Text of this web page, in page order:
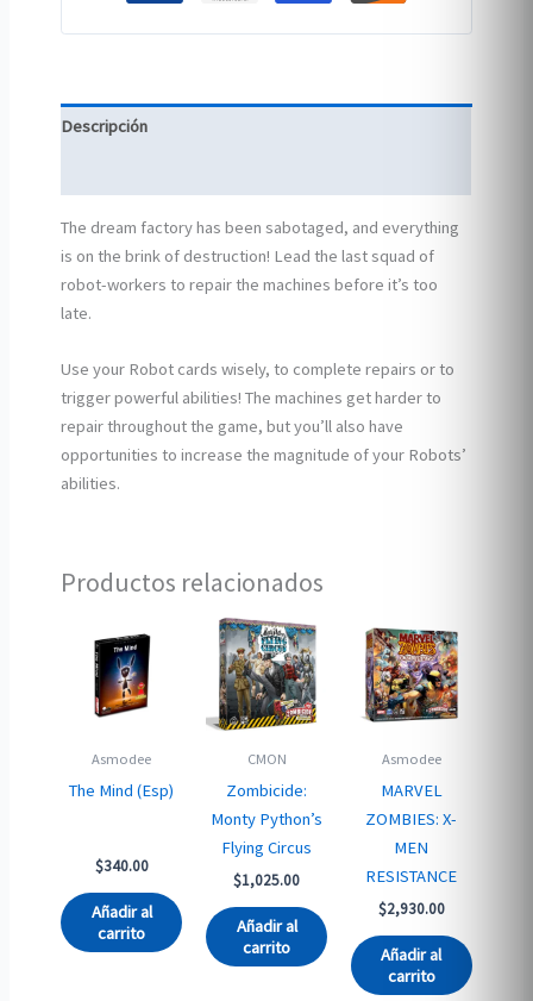
Descripción
The dream factory has been sabotaged, and everything
is on the brink of destruction! Lead the last squad of
robot-workers to repair the machines before it’s too
late.
Use your Robot cards wisely, to complete repairs or to
trigger powerful abilities! The machines get harder to
repair throughout the game, but you’ll also have
opportunities to increase the magnitude of your Robots’
abilities.
Productos relacionados
Asmodee
The Mind (Esp)
$340.00
Añadir al
carrito
CMON
Zombicide:
Monty Python’s
Flying Circus
$1,025.00
Añadir al
carrito
Asmodee
MARVEL
ZOMBIES: X-
MEN
RESISTANCE
$2,930.00
Añadir al
carrito